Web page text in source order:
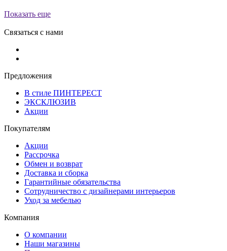
Показать еще
Связаться с нами
Предложения
В стиле ПИНТЕРЕСТ
ЭКСКЛЮЗИВ
Акции
Покупателям
Акции
Рассрочка
Обмен и возврат
Доставка и сборка
Гарантийные обязательства
Сотрудничество с дизайнерами интерьеров
Уход за мебелью
Компания
О компании
Наши магазины